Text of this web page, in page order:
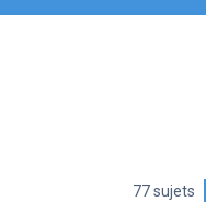
77 sujets